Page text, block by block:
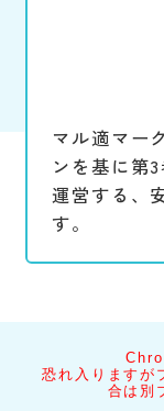
マル適マー
ンを基に第
運営する、
す。